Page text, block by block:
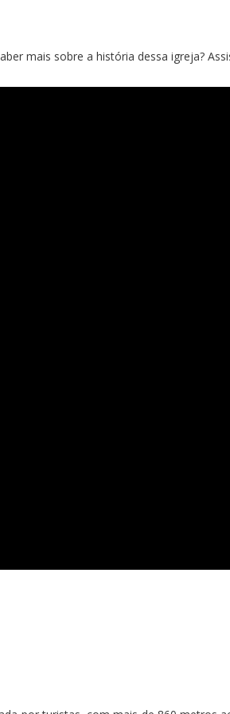
mais sobre a história dessa igreja?